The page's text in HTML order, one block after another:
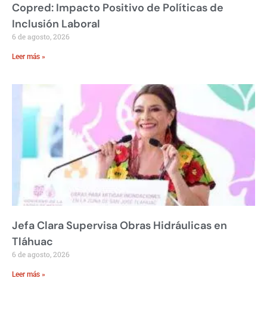
Copred: Impacto Positivo de Políticas de
Inclusión Laboral
6 de agosto, 2026
Leer más »
Jefa Clara Supervisa Obras Hidráulicas en
Tláhuac
6 de agosto, 2026
Leer más »